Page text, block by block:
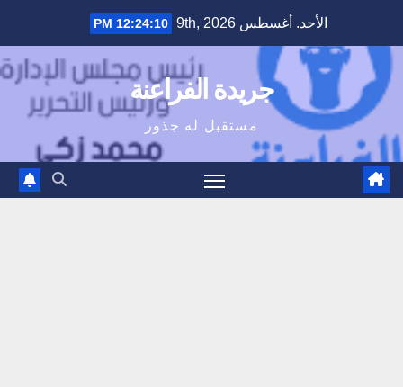
content
الأحد. أغسطس 9th, 2026 12:24:10 PM
جريدة الفراعنة
مستقبل له جذور